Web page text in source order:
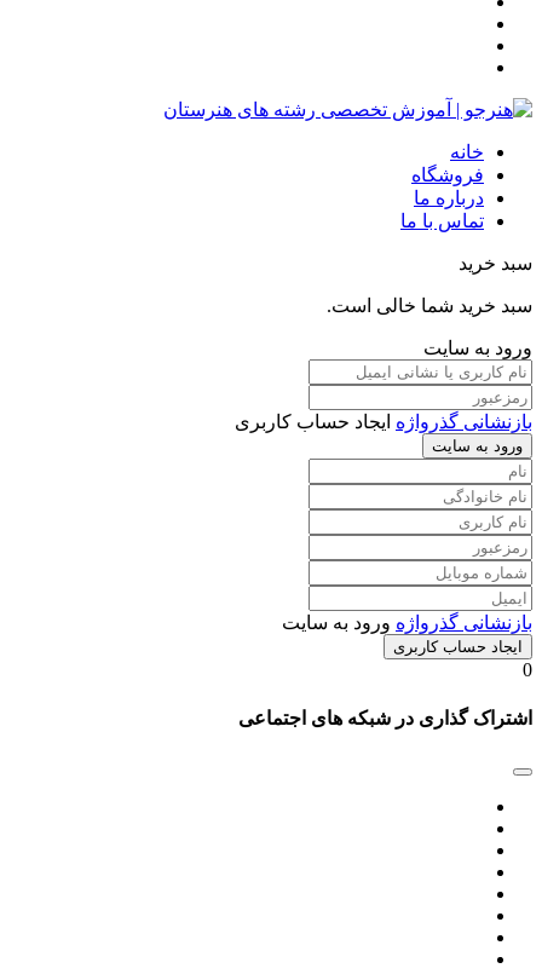
خانه
فروشگاه
درباره ما
تماس با ما
سبد خرید
سبد خرید شما خالی است.
ورود به سایت
بازنشانی گذرواژه ایجاد حساب کاربری
ورود به سایت
بازنشانی گذرواژه ورود به سایت
ایجاد حساب کاربری
0
اشتراک گذاری در شبکه های اجتماعی